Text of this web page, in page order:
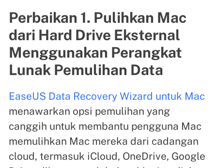
Perbaikan 1. Pulihkan Mac
dari Hard Drive Eksternal
Menggunakan Perangkat
Lunak Pemulihan Data
EaseUS Data Recovery Wizard untuk Mac
menawarkan opsi pemulihan yang
canggih untuk membantu pengguna Mac
memulihkan Mac mereka dari cadangan
cloud, termasuk iCloud, OneDrive, Google